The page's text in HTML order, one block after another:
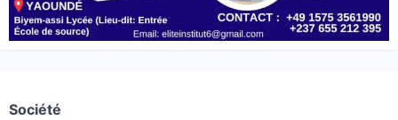
Société